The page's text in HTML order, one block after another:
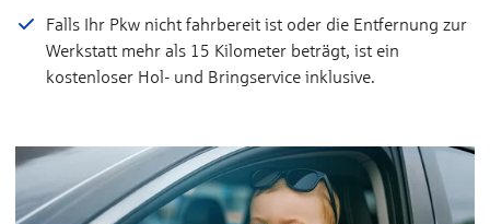
Falls Ihr Pkw nicht fahrbereit ist oder die Entfernung zur
Werkstatt mehr als 15 Kilometer beträgt, ist ein
kostenloser Hol- und Bringservice inklusive.